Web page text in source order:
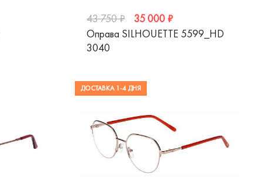
43 750 ₽
35 000 ₽
Оправа SILHOUETTE 5599_HD
3040
ДОСТАВКА 1-4 ДНЯ